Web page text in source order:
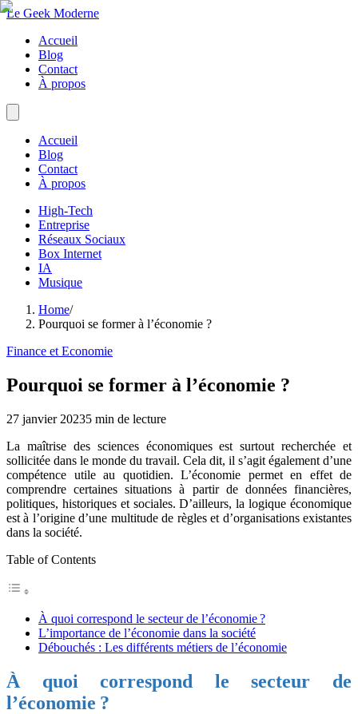
Le Geek Moderne
Accueil
Blog
Contact
À propos
Accueil
Blog
Contact
À propos
High-Tech
Entreprise
Réseaux Sociaux
Box Internet
IA
Musique
Home/
Pourquoi se former à l’économie ?
Finance et Economie
Pourquoi se former à l’économie ?
27 janvier 20235 min de lecture
La maîtrise des sciences économiques est surtout recherchée et
sollicitée dans le monde du travail. Cela dit, il s’agit également d’une
compétence utile au quotidien. L’économie permet en effet de
comprendre certaines situations à partir de données financières,
politiques, historiques et sociales. D’ailleurs, la logique économique
est à l’origine d’une multitude de règles et d’organisations existantes
dans la société.
Table of Contents
À quoi correspond le secteur de l’économie ?
L’importance de l’économie dans la société
Débouchés : Les différents métiers de l’économie
À quoi correspond le secteur de
l’économie ?